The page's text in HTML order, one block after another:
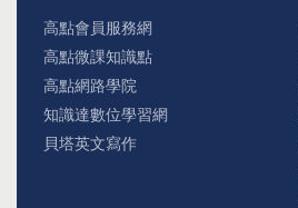
高點會員服務網
高點微課知識點
高點網路學院
知識達數位學習網
貝塔英文寫作